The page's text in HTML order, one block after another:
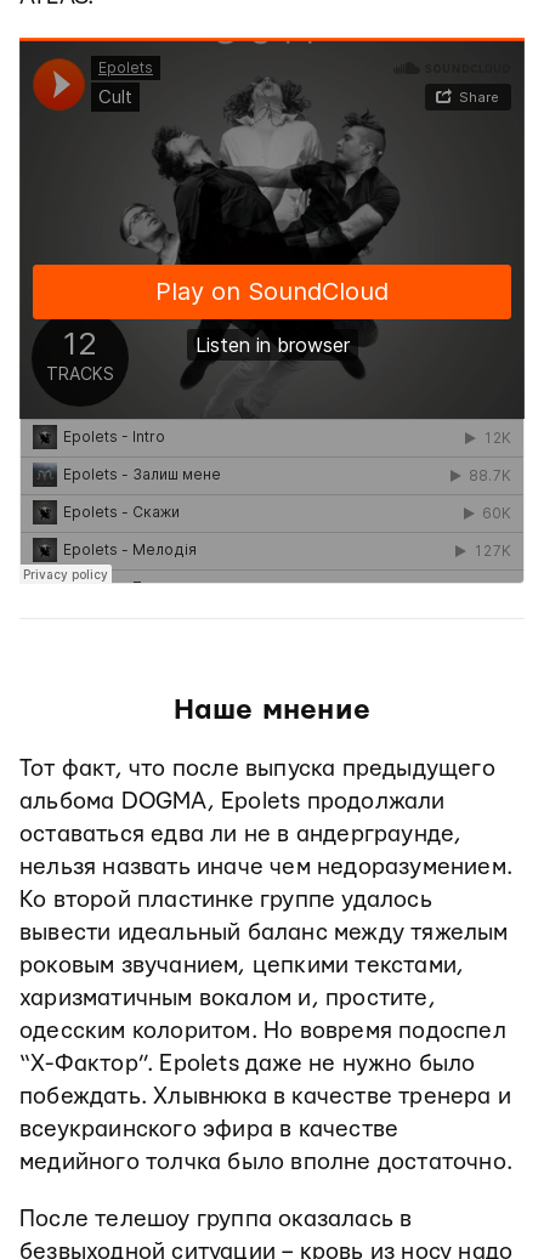
Наше мнение
Тот факт, что после выпуска предыдущего
альбома DOGMA, Epolets продолжали
оставаться едва ли не в андерграунде,
нельзя назвать иначе чем недоразумением.
Ко второй пластинке группе удалось
вывести идеальный баланс между тяжелым
роковым звучанием, цепкими текстами,
харизматичным вокалом и, простите,
одесским колоритом. Но вовремя подоспел
“Х-Фактор”. Epolets даже не нужно было
побеждать. Хлывнюка в качестве тренера и
всеукраинского эфира в качестве
медийного толчка было вполне достаточно.
После телешоу группа оказалась в
безвыходной ситуации – кровь из носу надо